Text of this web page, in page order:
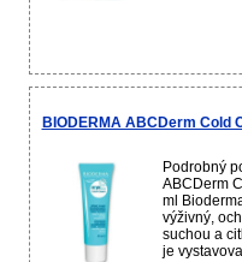
BIODERMA ABCDerm Cold
Podrobný
ABCDerm
ml
výživný,
suchou a
je